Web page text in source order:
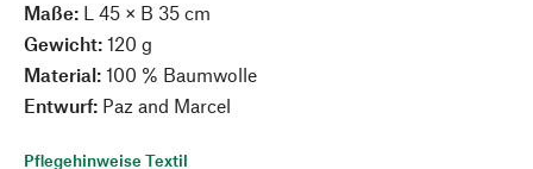
Maße: L 45 × B 35 cm
Gewicht: 120 g
Material: 100 % Baumwolle
Entwurf: Paz and Marcel
Pflegehinweise Textil